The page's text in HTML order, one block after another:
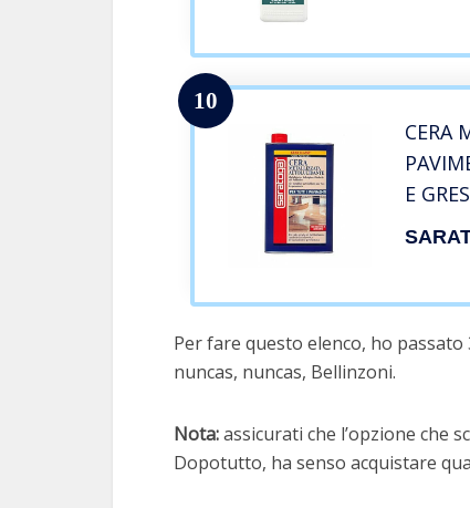
10
CERA
E
Per fare questo elenco, ho
nuncas, nuncas, Bellinzoni.
Nota:assicurati che l’opzione che
Dopotutto, ha senso acquistare